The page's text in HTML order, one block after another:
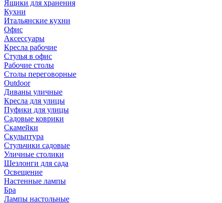
Ящики для хранения
Кухни
Итальянские кухни
Офис
Аксессуары
Кресла рабочие
Стулья в офис
Рабочие столы
Столы переговорные
Outdoor
Диваны уличные
Кресла для улицы
Пуфики для улицы
Садовые коврики
Скамейки
Скульптура
Стульчики садовые
Уличные столики
Шезлонги для сада
Освещение
Hастенные лампы
Бра
Лампы настольные